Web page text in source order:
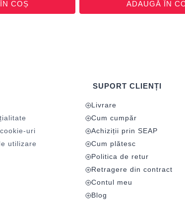
COȘ ADAUGĂ ÎN
uri
utilizare
SUPORT CLIENȚI
Livrare
Cum cumpăr
Achiziții prin SEAP
Cum plătesc
Politica de retur
Retragere din contract
Contul meu
Blog